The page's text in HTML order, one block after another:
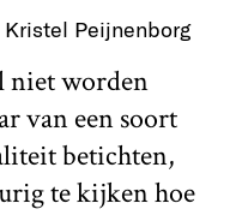
Kristel Peijnenborg
niet worden
van een soort
betichten,
te kijken hoe